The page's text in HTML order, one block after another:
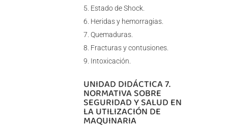
Estado de Shock.
Heridas y hemorragias.
Quemaduras.
Fracturas y contusiones.
Intoxicación.
UNIDAD DIDÁCTICA 7.
NORMATIVA SOBRE
SEGURIDAD Y SALUD EN
LA UTILIZACIÓN DE
MAQUINARIA